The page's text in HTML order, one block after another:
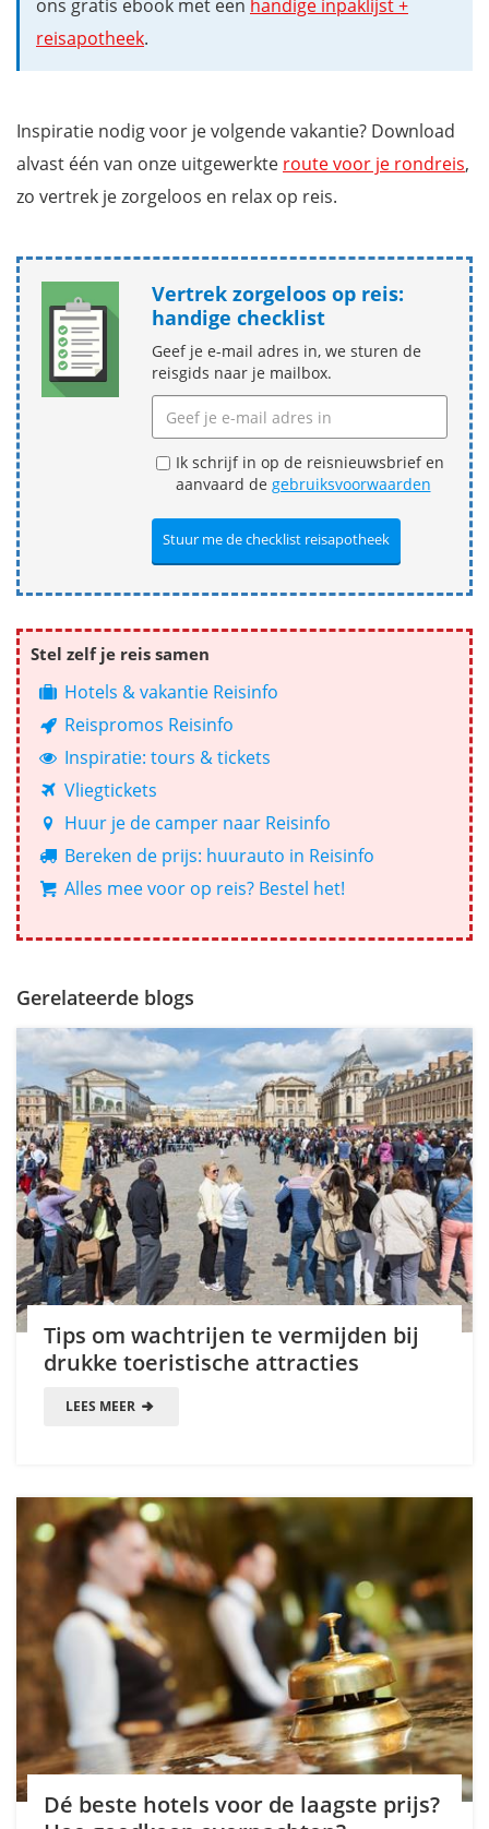
ons gratis ebook met een handige inpaklijst +
reisapotheek.
Inspiratie nodig voor je volgende vakantie? Download
alvast één van onze uitgewerkte route voor je rondreis,
zo vertrek je zorgeloos en relax op reis.
Vertrek zorgeloos op reis:
handige checklist
Geef je e-mail adres in, we sturen de
reisgids naar je mailbox.
Ik schrijf in op de reisnieuwsbrief en
aanvaard de gebruiksvoorwaarden
Stel zelf je reis samen
Hotels & vakantie Reisinfo
Reispromos Reisinfo
Inspiratie: tours & tickets
Vliegtickets
Huur je de camper naar Reisinfo
Bereken de prijs: huurauto in Reisinfo
Alles mee voor op reis? Bestel het!
Gerelateerde blogs
Tips om wachtrijen te vermijden bij
drukke toeristische attracties
LEES MEER
Dé beste hotels voor de laagste prijs?